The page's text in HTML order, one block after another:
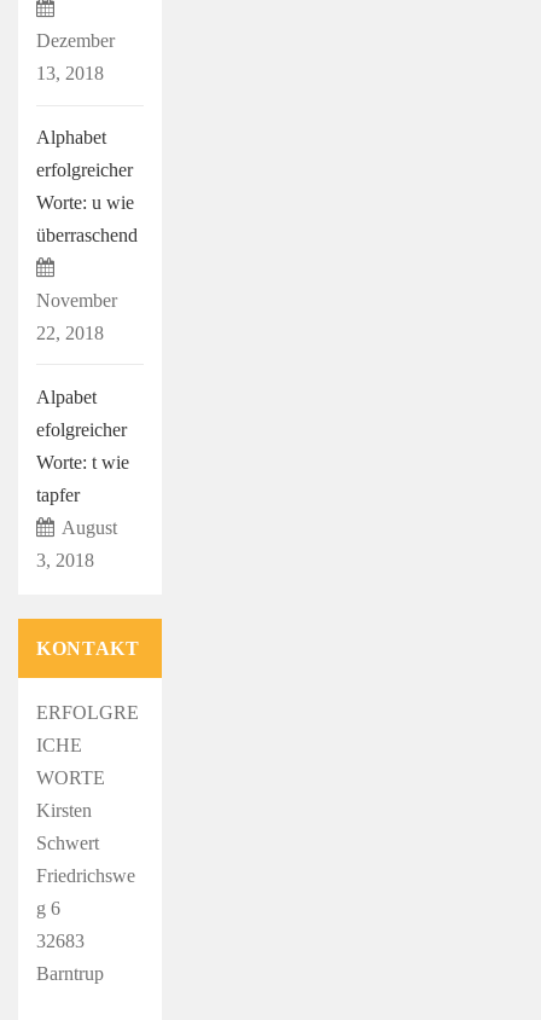
Dezember
13, 2018
Alphabet
erfolgreicher
Worte: u wie
überraschend
November
22, 2018
Alpabet
efolgreicher
Worte: t wie
tapfer
August
3, 2018
KONTAKT
ERFOLGRE
ICHE
WORTE
Kirsten
Schwert
Friedrichswe
g 6
32683
Barntrup